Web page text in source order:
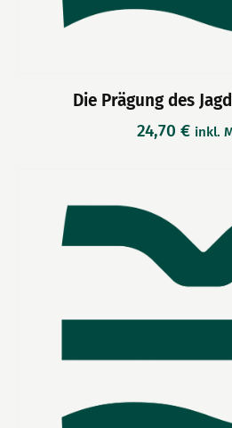
Die Prägung des
24,70 € inkl.